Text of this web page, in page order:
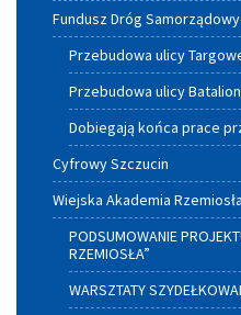
Fundusz Dróg
Przebudowa ulicy
Przebudowa ulicy
Dobiegają końca prace
Cyfrowy Szczucin
Wiejska Akademia Rzemiosła
PODSUMOWANIE
RZEMIOSŁA”
WARSZTATY